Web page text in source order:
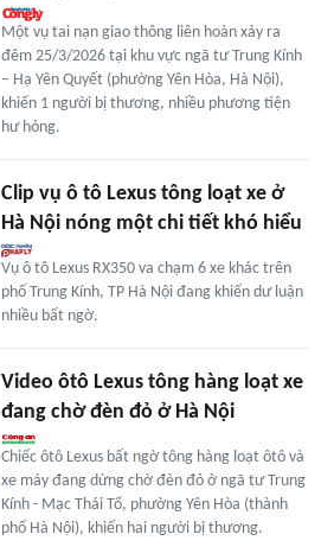
Một vụ tai nạn giao thông liên hoàn xảy ra
đêm 25/3/2026 tại khu vực ngã tư Trung Kính
– Hạ Yên Quyết (phường Yên Hòa, Hà Nội),
khiến 1 người bị thương, nhiều phương tiện
hư hỏng.
Clip vụ ô tô Lexus tông loạt xe ở
Hà Nội nóng một chi tiết khó hiểu
Vụ ô tô Lexus RX350 va chạm 6 xe khác trên
phố Trung Kính, TP Hà Nội đang khiến dư luận
nhiều bất ngờ.
Video ôtô Lexus tông hàng loạt xe
đang chờ đèn đỏ ở Hà Nội
Chiếc ôtô Lexus bất ngờ tông hàng loạt ôtô và
xe máy đang dừng chờ đèn đỏ ở ngã tư Trung
Kính - Mạc Thái Tổ, phường Yên Hòa (thành
phố Hà Nội), khiến hai người bị thương.